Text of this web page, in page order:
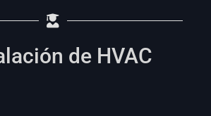
de HVAC